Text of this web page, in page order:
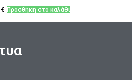
€ Προσθήκη στο καλάθι